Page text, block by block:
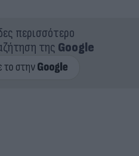
περισσότερο
της Google